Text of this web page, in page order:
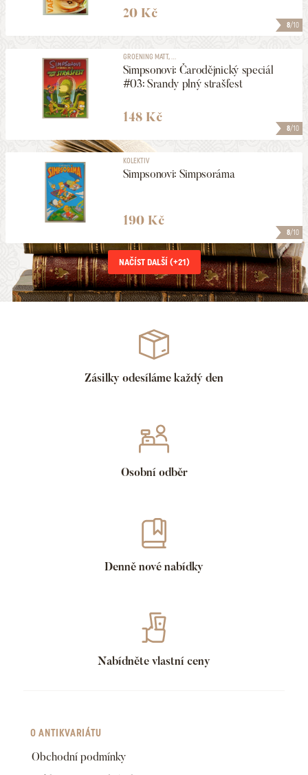
8/10
20 Kč
8/10
GROENING MATT, ...
Simpsonovi: Čarodějnický speciál
#03: Srandy plný strašfest
148 Kč
8/10
KOLEKTIV
Simpsonovi: Simpsoráma
190 Kč
NAČÍST DALŠÍ (+21)
Zásilky odesíláme každý den
Osobní odběr
Denně nové nabídky
Nabídněte vlastní ceny
O ANTIKVARIÁTU
Obchodní podmínky